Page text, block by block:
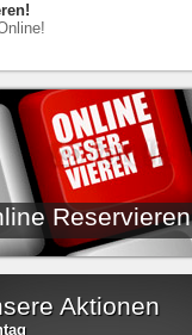
Reservieren
Aktionen